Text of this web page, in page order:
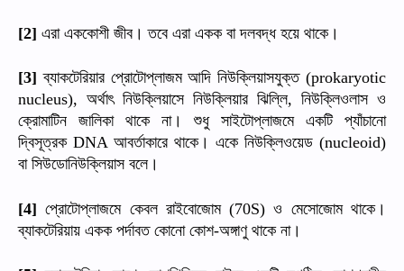
[2] এরা এককোশী জীব। তবে এরা একক বা দলবদ্ধ হয়ে থাকে।
[3]ব্যাকটেরিয়ার প্রোটোপ্লাজম আদি নিউক্লিয়াসযুক্ত(prokaryotic
nucleus), অর্থাৎ নিউক্লিয়াসে নিউক্লিয়ার ঝিল্লি, নিউক্লিওলাস ও
ক্রোমাটিন জালিকা থাকে না। শুধু সাইটোপ্লাজমে একটি প্যাঁচানো
দ্বিসূত্রকDNA আবর্তাকারে থাকে। একে নিউক্লিওয়েড (nucleoid)
বা সিউডোনিউক্লিয়াস বলে।
[4]প্রোটোপ্লাজমে কেবল রাইবোজোম(70S)ও মেসোজোম থাকে।
ব্যাকটেরিয়ায় একক পর্দাবত কোনো কোশ-অঙ্গাণু থাকে না।